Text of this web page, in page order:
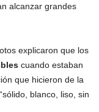
alcanzar grandes
explicaron que los
cuando estaban
que hicieron de la
blanco, liso, sin